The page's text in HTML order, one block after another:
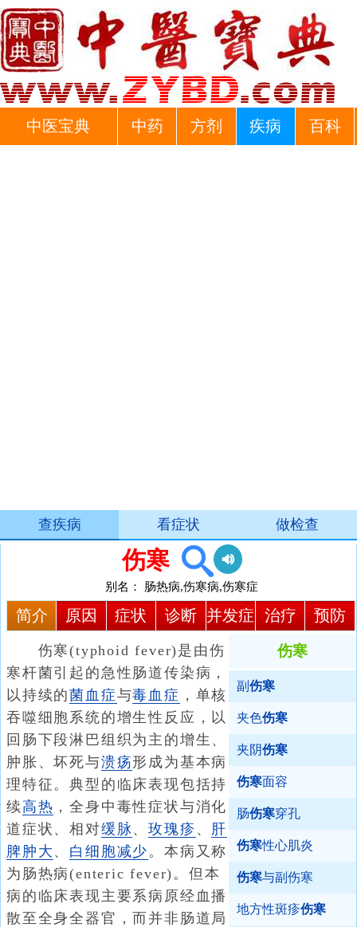
中医宝典 中药 方剂 疾病 百科
查疾病 看症状 做检查
伤寒
别名： 肠热病,伤寒病,伤寒症
简介 原因 症状 诊断 并发症 治疗 预防
伤寒
副 伤寒
夹色伤寒
夹阴伤寒
伤寒面容
肠伤寒穿孔
伤寒性心肌炎
伤寒与副伤寒
地方性斑疹伤寒
伤寒(typhoid fever)是由伤
寒杆菌引起的急性肠道传染病，
以持续的菌血症与毒血症 ，单核
吞噬细胞系统的增生性反应，以
回肠下段淋巴组织为主的增生、
肿胀、坏死与溃疡形成为基本病
理特征。典型的临床表现包括持
续高热 ，全身中毒性症状与消化
道症状、相对缓脉、玫瑰疹 、 肝
脾肿大 、 白细胞减少。本病又称
为肠热病(enteric fever)。但本
病的临床表现主要系病原经血播
散至全身全器官，而并非肠道局